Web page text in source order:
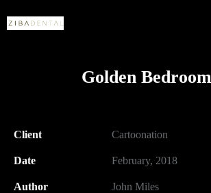
Golden Bedroom
Client Cartoonation
Date February, 2018
Author John Miles